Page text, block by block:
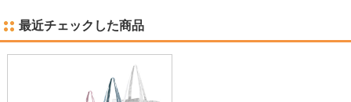
最近チェックした商品